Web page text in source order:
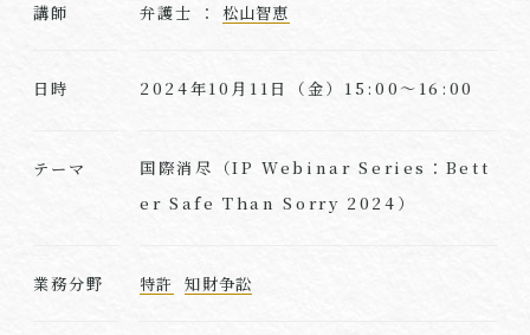
講師 弁護士 ： 松山智恵
日時 2024年10月11日（金）15:00～16:00
テーマ
国際消尽（IP Webinar Series：Bett
er Safe Than Sorry 2024）
業務分野 特許 知財争訟